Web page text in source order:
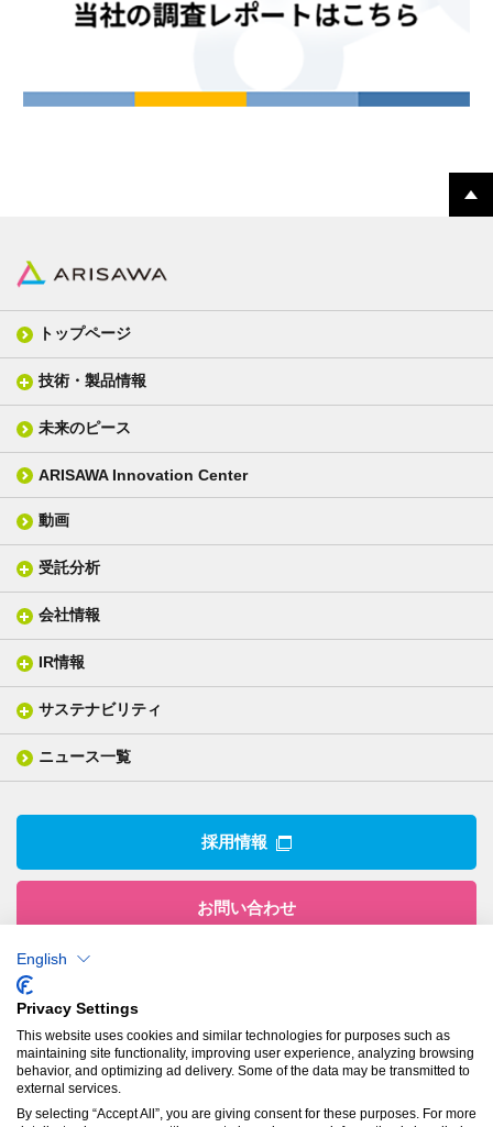
トップページ
技術・製品情報
FPC材料
カバーレイフィルム
銅張り積層板
層間接着シート
3D材料
電気絶縁・産業構造材料
織物製品
一般塗工製品
産業用構造材料
塗る
技術用語集
技術・製品情報トップ
未来のピース
ARISAWA Innovation Center
動画
受託分析
分析メニュー(事例)
分析ニュース
会社情報
会社概要
事業所
関係企業
IR情報
IR情報トップ
IRニュース
サステナビリティ
サステナビリティ・マネジメント
社会との関わり
ニュース一覧
採用情報
お問い合わせ
株式会社有沢製作所
本社
〒943-8610
新潟県上越市南本町1丁目5番5号
TEL：025-524-5121／FAX：025-524-1117
English
Privacy Settings
This website uses cookies and similar technologies for purposes such as
maintaining site functionality, improving user experience, analyzing browsing
behavior, and optimizing ad delivery. Some of the data may be transmitted to
external services.
By selecting “Accept All”, you are giving consent for these purposes. For more